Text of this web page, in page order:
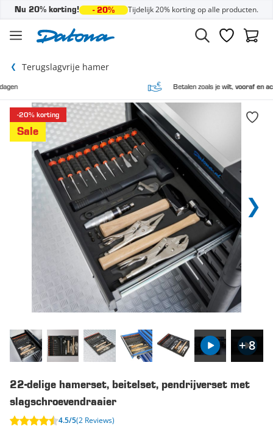
Nu 20% korting! - 20% Tijdelijk 20% korting op alle producten.
Verlanglijst
Terugslagvrije hamer
Betalen zoals je wilt, vooraf en achteraf
-20% korting
Sale
+ 8
22-delige hamerset, beitelset, pendrijverset met
slagschroevendraaier
4.5/5(2 Reviews)